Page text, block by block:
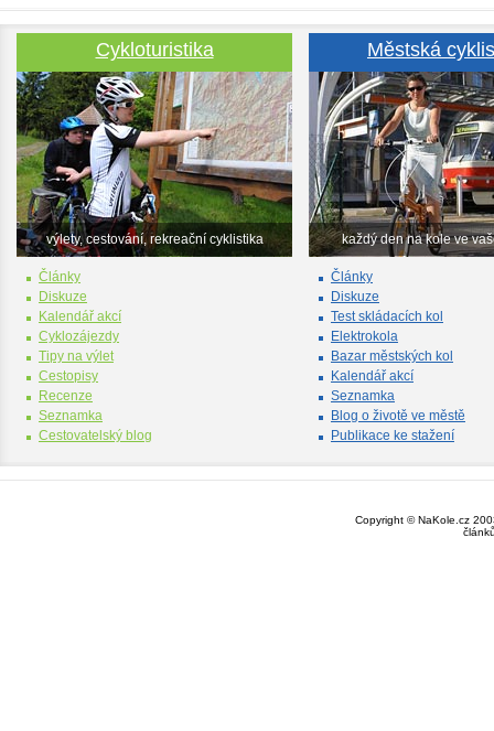
Cykloturistika
výlety, cestování, rekreační cyklistika
Články
Diskuze
Kalendář akcí
Cyklozájezdy
Tipy na výlet
Cestopisy
Recenze
Seznamka
Cestovatelský blog
Městská
každý den na kole ve
Články
Diskuze
Test skládacích kol
Elektrokola
Bazar městských kol
Kalendář akcí
Seznamka
Blog o životě ve městě
Publikace ke stažení
Copyright © NaKole.cz